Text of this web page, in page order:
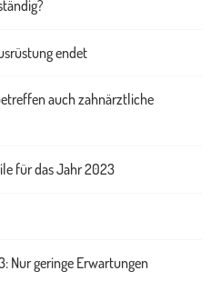
endet
auch zahnärztliche
für das Jahr 2023
Nur geringe Erwartungen